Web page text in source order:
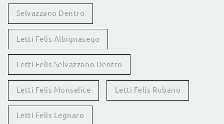
Selvazzano Dentro
Letti Felis Albignasego
Letti Felis Selvazzano Dentro
Letti Felis Monselice Letti Felis Rubano
Letti Felis Legnaro